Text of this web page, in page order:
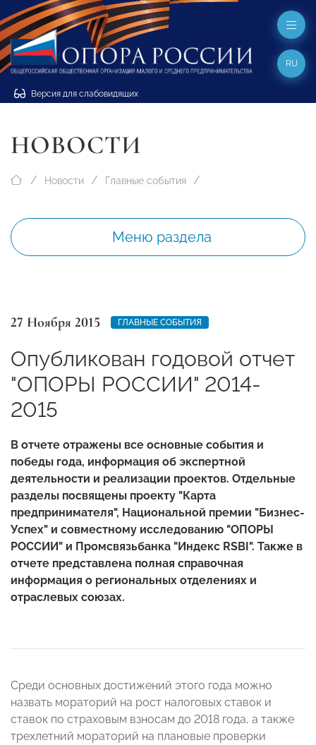
Версия для слабовидящих
RU
НОВОСТИ
Новости Главные события
Меню раздела
27 Ноября 2015 ГЛАВНЫЕ СОБЫТИЯ
Опубликован годовой отчет
"ОПОРЫ РОССИИ" 2014-
2015
В отчете отражены все основные события и
победы года, информация об экспертной
деятельности и реализации проектов. Отдельные
разделы посвящены проекту "Карта
предпринимателя", Национальной премии "Бизнес-
Успех" и совместному исследованию "ОПОРЫ
РОССИИ" и Промсвязьбанка "Индекс RSBI". Также в
отчете представлена полная справочная
информация о региональных отделениях и
отраслевых союзах.
Среди основных достижений этого года можно
назвать мораторий на рост налоговых ставок и
ставок по страховым взносам до 2018 года, а также
трехлетний мораторий на плановые проверки